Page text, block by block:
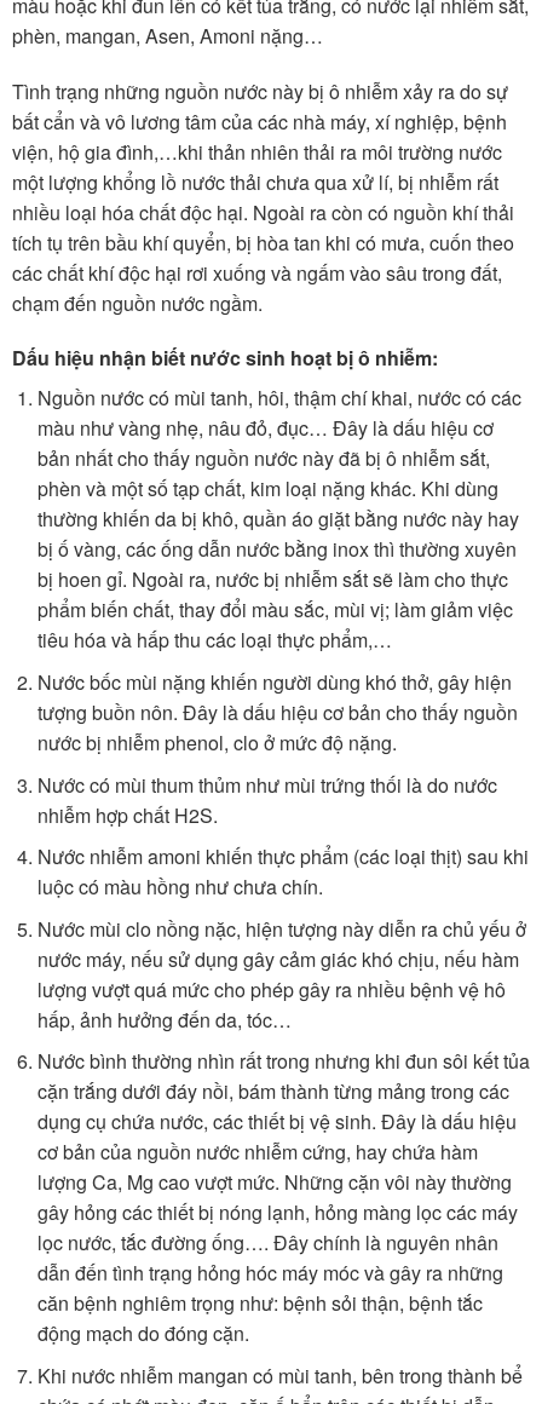
phèn, mangan, Asen, Amoni nặng…
Tình trạng những nguồn nước này bị ô nhiễm xảy ra do sự
bất cẩn và vô lương tâm của các nhà máy, xí nghiệp, bệnh
viện, hộ gia đình,…khi thản nhiên thải ra môi trường nước
một lượng khổng lồ nước thải chưa qua xử lí, bị nhiễm rất
nhiều loại hóa chất độc hại. Ngoài ra còn có nguồn khí thải
tích tụ trên bầu khí quyển, bị hòa tan khi có mưa, cuốn theo
các chất khí độc hại rơi xuống và ngấm vào sâu trong đất,
chạm đến nguồn nước ngầm.
Dấu hiệu nhận biết nước sinh hoạt bị ô nhiễm:
Nguồn nước có mùi tanh, hôi, thậm chí khai, nước có các
màu như vàng nhẹ, nâu đỏ, đục… Đây là dấu hiệu cơ
bản nhất cho thấy nguồn nước này đã bị ô nhiễm sắt,
phèn và một số tạp chất, kim loại nặng khác. Khi dùng
thường khiến da bị khô, quần áo giặt bằng nước này hay
bị ố vàng, các ống dẫn nước bằng inox thì thường xuyên
bị hoen gỉ. Ngoài ra, nước bị nhiễm sắt sẽ làm cho thực
phẩm biến chất, thay đổi màu sắc, mùi vị; làm giảm việc
tiêu hóa và hấp thu các loại thực phẩm,…
Nước bốc mùi nặng khiến người dùng khó thở, gây hiện
tượng buồn nôn. Đây là dấu hiệu cơ bản cho thấy nguồn
nước bị nhiễm phenol, clo ở mức độ nặng.
Nước có mùi thum thủm như mùi trứng thối là do nước
nhiễm hợp chất H2S.
Nước nhiễm amoni khiến thực phẩm (các loại thịt) sau khi
luộc có màu hồng như chưa chín.
Nước mùi clo nồng nặc, hiện tượng này diễn ra chủ yếu ở
nước máy, nếu sử dụng gây cảm giác khó chịu, nếu hàm
lượng vượt quá mức cho phép gây ra nhiều bệnh vệ hô
hấp, ảnh hưởng đến da, tóc…
Nước bình thường nhìn rất trong nhưng khi đun sôi kết tủa
cặn trắng dưới đáy nồi, bám thành từng mảng trong các
dụng cụ chứa nước, các thiết bị vệ sinh. Đây là dấu hiệu
cơ bản của nguồn nước nhiễm cứng, hay chứa hàm
lượng Ca, Mg cao vượt mức. Những cặn vôi này thường
gây hỏng các thiết bị nóng lạnh, hỏng màng lọc các máy
lọc nước, tắc đường ống…. Đây chính là nguyên nhân
dẫn đến tình trạng hỏng hóc máy móc và gây ra những
căn bệnh nghiêm trọng như: bệnh sỏi thận, bệnh tắc
động mạch do đóng cặn.
Khi nước nhiễm mangan có mùi tanh, bên trong thành bể